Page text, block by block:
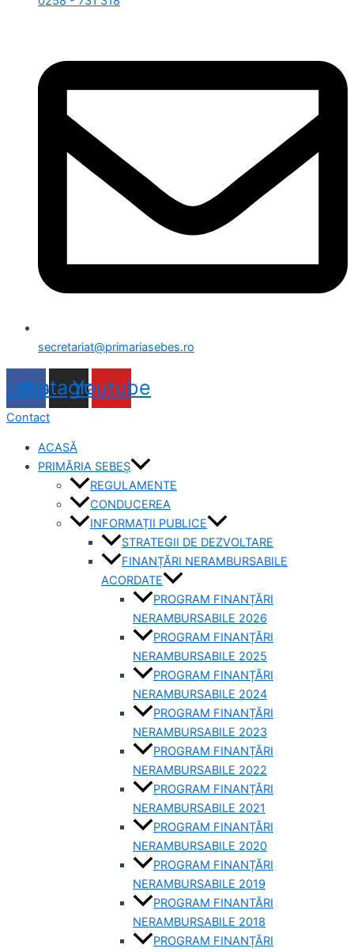
secretariat@primariasebes.ro
Instagram
Youtube
Contact
ACASĂ
PRIMĂRIA SEBEȘ
REGULAMENTE
CONDUCEREA
INFORMAȚII PUBLICE
STRATEGII DE DEZVOLTARE
FINANȚĂRI NERAMBURSABILE
ACORDATE
PROGRAM FINANȚĂRI
NERAMBURSABILE 2026
PROGRAM FINANȚĂRI
NERAMBURSABILE 2025
PROGRAM FINANȚĂRI
NERAMBURSABILE 2024
PROGRAM FINANȚĂRI
NERAMBURSABILE 2023
PROGRAM FINANȚĂRI
NERAMBURSABILE 2022
PROGRAM FINANȚĂRI
NERAMBURSABILE 2021
PROGRAM FINANȚĂRI
NERAMBURSABILE 2020
PROGRAM FINANȚĂRI
NERAMBURSABILE 2019
PROGRAM FINANTĂRI
NERAMBURSABILE 2018
PROGRAM FINANȚĂRI